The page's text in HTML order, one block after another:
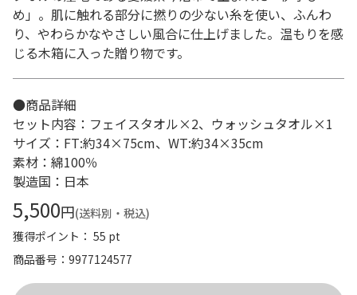
め」。肌に触れる部分に撚りの少ない糸を使い、ふんわ
り、やわらかなやさしい風合に仕上げました。温もりを感
じる木箱に入った贈り物です。
●商品詳細
セット内容：フェイスタオル×2、ウォッシュタオル×1
サイズ：FT:約34×75cm、WT:約34×35cm
素材：綿100％
製造国：日本
5,500円(送料別・税込)
獲得ポイント： 55 pt
商品番号
9977124577